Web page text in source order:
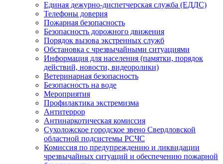
Единая дежурно-диспетчерская служба (ЕДДС)
Телефоны доверия
Пожарная безопасность
Безопасность дорожного движения
Порядок вызова экстренных служб
Обстановка с чрезвычайными ситуациями
Информация для населения (памятки, порядок
действий, новости, видеоролики)
Ветеринарная безопасность
Безопасность на воде
Мероприятия
Профилактика экстремизма
Антитеррор
Антинаркотическая комиссия
Сухоложское городское звено Свердловской
областной подсистемы РСЧС
Комиссия по предупреждению и ликвидации
чрезвычайных ситуаций и обеспечению пожарной